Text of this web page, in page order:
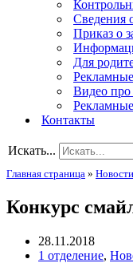
Сведения
Приказ о
Для
Видео
Контакты
Искать...
Главная страница » Новости
Конкурс
28.11.2018
1 отделение,